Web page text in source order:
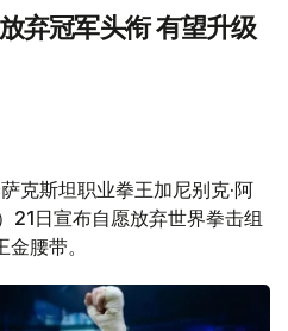
弃冠军头衔 有望升级
克斯坦职业拳王加尼别克·阿
21日宣布自愿放弃世界拳击组
腰带。